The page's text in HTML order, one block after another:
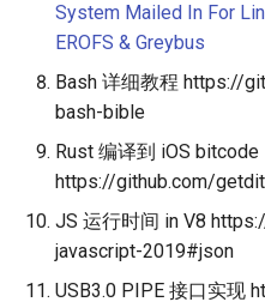
System Mailed In For
EROFS & Greybus
Bash 详细教程 https://
bash-bible
Rust 编译到 iOS bitcode
https://github.com/
JS 运行时间 in V8
javascript-2019#json
USB3.0 PIPE 接口实现